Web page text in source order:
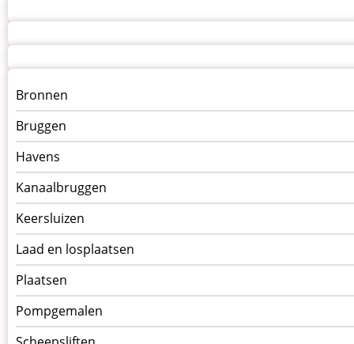
Menu
kunstwerken
op
kunstwerkpagina
Bronnen
Bruggen
Havens
Kanaalbruggen
Keersluizen
Laad en losplaatsen
Plaatsen
Pompgemalen